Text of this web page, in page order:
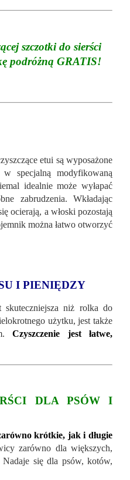
szczotki do sierści
podróżną GRATIS!
etui są wyposażone
specjalną modyfikowaną
idealnie może wyłapać
zabrudzenia. Wkładając
ocierają, a włoski pozostają
można łatwo otworzyć
I PIENIĘDZY
skuteczniejsza niż rolka do
użytku, jest także
Czyszczenie jest łatwe,
DLA PSÓW I
krótkie, jak i długie
zarówno dla większych,
się dla psów, kotów,